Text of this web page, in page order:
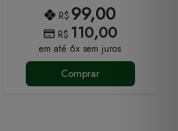
R$ 99,00
R$ 110,00
em até 6x sem juros
Comprar